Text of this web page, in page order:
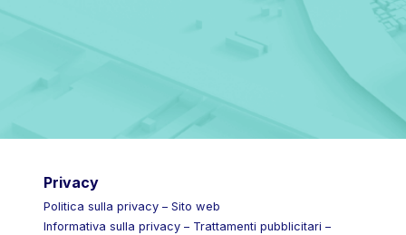
Privacy
Politica sulla privacy – Sito web
Informativa sulla privacy – Trattamenti pubblicitari –